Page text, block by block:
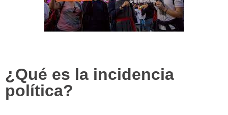
¿Qué es la incidencia
política?